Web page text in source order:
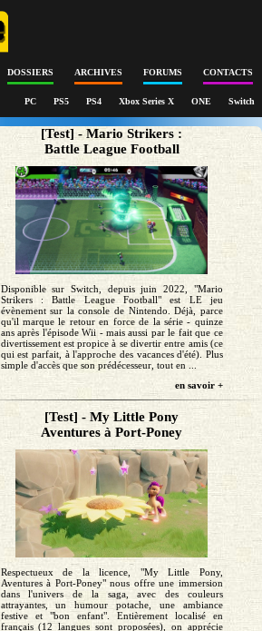
DOSSIERS ARCHIVES FORUMS CONTACTS
PC PS5 PS4 Xbox Series X ONE Switch
[Test] - Mario Strikers :
Battle League Football
Disponible sur Switch, depuis juin 2022, "Mario
Strikers : Battle League Football" est LE jeu
évènement sur la console de Nintendo. Déjà, parce
qu'il marque le retour en force de la série - quinze
ans après l'épisode Wii - mais aussi par le fait que ce
divertissement est propice à se divertir entre amis (ce
qui est parfait, à l'approche des vacances d'été). Plus
simple d'accès que son prédécesseur, tout en ...
en savoir +
[Test] - My Little Pony
Aventures à Port-Poney
Respectueux de la licence, "My Little Pony,
Aventures à Port-Poney" nous offre une immersion
dans l'univers de la saga, avec des couleurs
attrayantes, un humour potache, une ambiance
festive et "bon enfant". Entièrement localisé en
français (12 langues sont proposées), on apprécie